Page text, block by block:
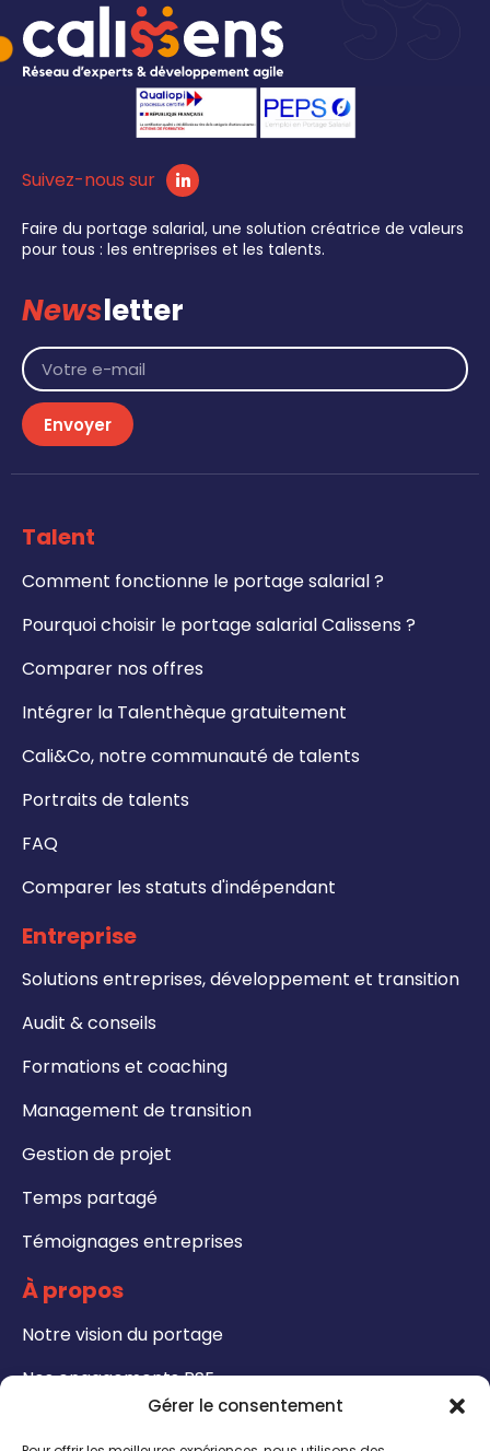
Gérer le consentement
Suivez-nous sur
Faire du portage salarial, une solution créatrice de valeurs
pour tous : les entreprises et les talents.
Newsletter
Envoyer
Talent
Comment fonctionne le portage salarial ?
Pourquoi choisir le portage salarial Calissens ?
Comparer nos offres
Intégrer la Talenthèque gratuitement
Cali&Co, notre communauté de talents
Portraits de talents
FAQ
Comparer les statuts d'indépendant
Entreprise
Solutions entreprises, développement et transition
Audit & conseils
Formations et coaching
Management de transition
Gestion de projet
Temps partagé
Témoignages entreprises
À propos
Notre vision du portage
Nos engagements RSE